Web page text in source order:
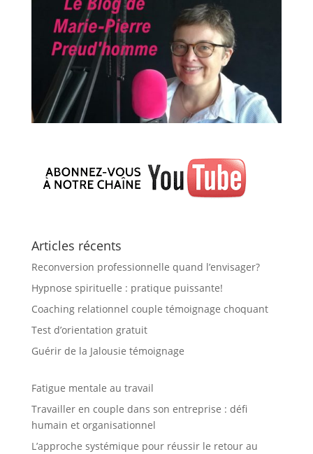
Articles récents
Reconversion professionnelle quand l’envisager?
Hypnose spirituelle : pratique puissante!
Coaching relationnel couple témoignage choquant
Test d’orientation gratuit
Guérir de la Jalousie témoignage
Fatigue mentale au travail
Travailler en couple dans son entreprise : défi
humain et organisationnel
L’approche systémique pour réussir le retour au